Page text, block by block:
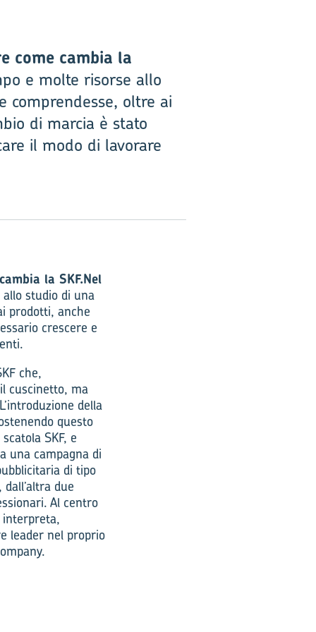
come cambia la
e molte risorse allo
comprendesse, oltre ai
di marcia è stato
il modo di lavorare
la SKF.Nel
studio di una
prodotti, anche
crescere e
che,
cuscinetto, ma
della
questo
SKF, e
una campagna di
di tipo
due
Al centro
interpreta,
leader nel proprio